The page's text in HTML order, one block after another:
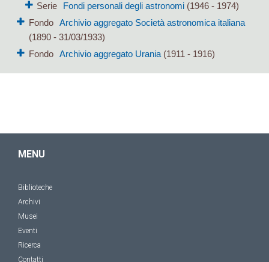
Serie
Fondi personali degli astronomi(1946 - 1974)
Fondo
Archivio aggregato Società astronomica italiana
(1890 - 31/03/1933)
Fondo
Archivio aggregato Urania(1911 - 1916)
MENU
Biblioteche
Archivi
Musei
Eventi
Ricerca
Contatti